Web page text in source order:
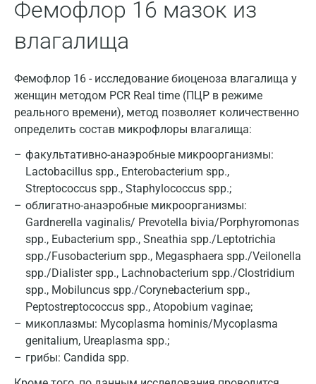
Фемофлор 16 мазок из
влагалища
Фемофлор 16 - исследование биоценоза влагалища у
женщин методом PCR Real time (ПЦР в режиме
реального времени), метод позволяет количественно
определить состав микрофлоры влагалища:
факультативно-анаэробные микроорганизмы:
Lactobacillus spp., Enterobacterium spp.,
Streptococcus spp., Staphylococcus spp.;
облигатно-анаэробные микроорганизмы:
Gardnerella vaginalis/ Prevotella bivia/Porphyromonas
spp., Eubacterium spp., Sneathia spp./Leptotrichia
spp./Fusobacterium spp., Megasphaera spp./Veilonella
spp./Dialister spp., Lachnobacterium spp./Clostridium
spp., Mobiluncus spp./Corynebacterium spp.,
Peptostreptococcus spp., Atopobium vaginae;
микоплазмы: Mycoplasma hominis/Mycoplasma
genitalium, Ureaplasma spp.;
грибы: Candida spp.
Москва
Санкт-Петербург
Нижний Новгород
Казань
Альметьевск
Апрелевка
Армавир
Астрахань